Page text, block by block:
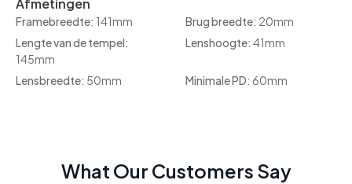
Afmetingen
Framebreedte: 141mm Brug breedte: 20mm
Lengte van de tempel:
145mm
Lenshoogte: 41mm
Lensbreedte: 50mm Minimale PD: 60mm
What Our Customers Say